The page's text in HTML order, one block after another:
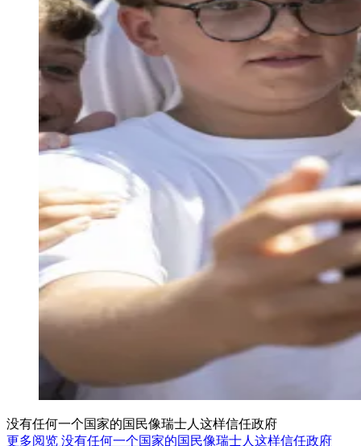
没有任何一个国家的国民像瑞士人这样信任政府
更多阅览 没有任何一个国家的国民像瑞士人这样信任政府